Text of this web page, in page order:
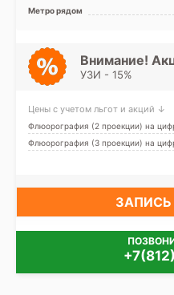
Метро рядом
Внимание!
УЗИ - 15%
Цены с учетом льгот и акций ↓
Флюорография (2 проекции) на
Флюорография (3 проекции) на